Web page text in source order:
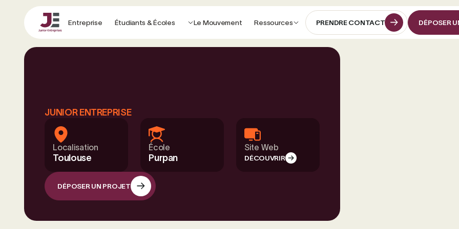
Entreprise Étudiants & Écoles Le Mouvement Ressources
PRENDRE CONTACT
DÉPOSER
JUNIOR ENTREPRISE
Localisation
Toulouse
École
Purpan
Site Web
DÉCOUVRIR
DÉPOSER UN PROJET